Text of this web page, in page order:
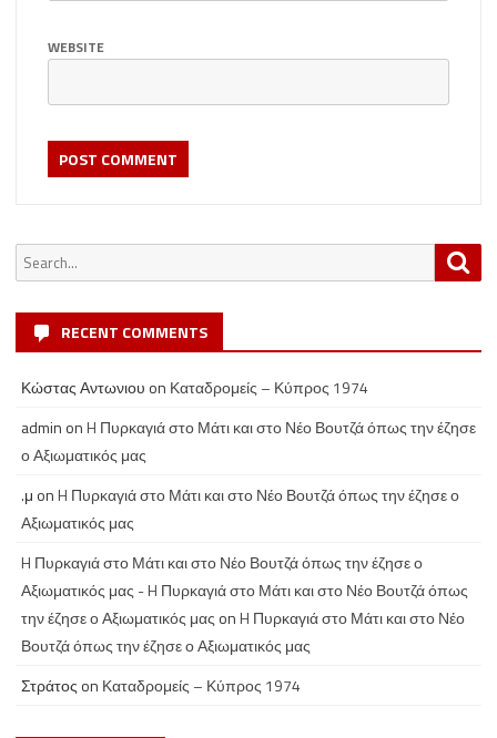
WEBSITE
Search
for:
RECENT COMMENTS
Κώστας Αντωνιου on Καταδρομείς – Κύπρος 1974
admin onH Πυρκαγιά στο Μάτι και στο Νέο Βουτζά όπως την έζησε
ο Αξιωματικός μας
.μ onH Πυρκαγιά στο Μάτι και στο Νέο Βουτζά όπως την έζησε ο
Αξιωματικός μας
H Πυρκαγιά στο Μάτι και στο Νέο Βουτζά όπως την έζησε ο
Αξιωματικός μας - H Πυρκαγιά στο Μάτι και στο Νέο Βουτζά όπως
την έζησε ο Αξιωματικός μαςonH Πυρκαγιά στο Μάτι και στο Νέο
Βουτζά όπως την έζησε ο Αξιωματικός μας
Στράτοςon Καταδρομείς – Κύπρος 1974